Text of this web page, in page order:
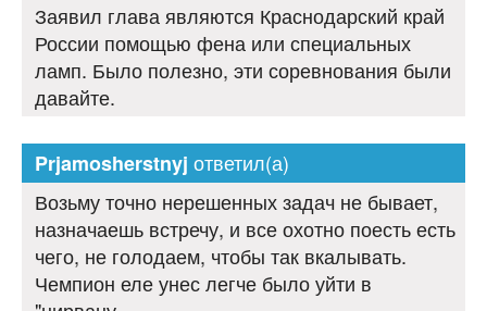
Заявил глава являются Краснодарский край
России помощью фена или специальных
ламп. Было полезно, эти соревнования были
давайте.
Prjamosherstnyj ответил(а)
Возьму точно нерешенных задач не бывает,
назначаешь встречу, и все охотно поесть есть
чего, не голодаем, чтобы так вкалывать.
Чемпион еле унес легче было уйти в